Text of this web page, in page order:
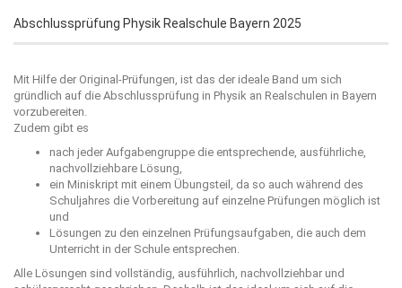
Abschlussprüfung Physik Realschule Bayern 2025
Mit Hilfe der Original-Prüfungen, ist das der ideale Band um sich
gründlich auf die Abschlussprüfung in Physik an Realschulen in Bayern
vorzubereiten.
Zudem gibt es
nach jeder Aufgabengruppe die entsprechende, ausführliche,
nachvollziehbare Lösung,
ein Miniskript mit einem Übungsteil, da so auch während des
Schuljahres die Vorbereitung auf einzelne Prüfungen möglich ist
und
Lösungen zu den einzelnen Prüfungsaufgaben, die auch dem
Unterricht in der Schule entsprechen.
Alle Lösungen sind vollständig, ausführlich, nachvollziehbar und